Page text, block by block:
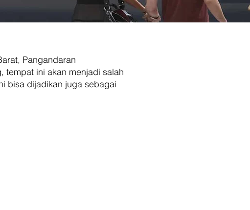
Pangandaran
ini akan menjadi salah
bisa dijadikan juga sebagai